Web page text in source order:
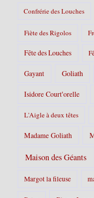
Confrérie des Louches
Fiète des Rigolos
Fête des Louches
Gayant Goliath
Isidore Court'orelle
L'Aigle à deux têtes
Madame Goliath
Maison des Géants
Margot la fileuse